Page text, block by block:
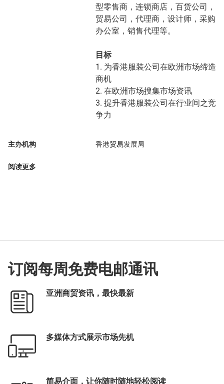
型零售商，连锁商店，百货公司，
贸易公司，代理商，设计师，采购
办公室，销售代理等。
目标
1. 为香港服装公司在欧洲市场缔造
商机
2. 在欧洲市场搜集市场资讯
3. 提升香港服装公司在行业间之竞
争力
主办机构 香港贸易发展局
阅读更多
订阅每周免费电邮通讯
亚洲商贸资讯，最快最新
多媒体方式展示市场先机
简易介面，让你随时随地轻松阅读